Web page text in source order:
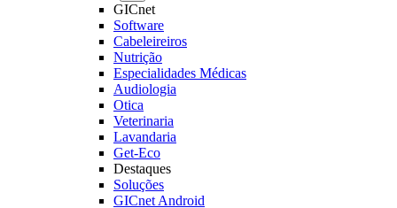
GICnet
Software
Cabeleireiros
Nutrição
Especialidades Médicas
Audiologia
Otica
Veterinaria
Lavandaria
Get-Eco
Destaques
Soluções
GICnet Android